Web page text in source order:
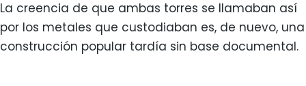
La creencia de que ambas torres se llamaban así
por los metales que custodiaban es, de nuevo, una
construcción popular tardía sin base documental.